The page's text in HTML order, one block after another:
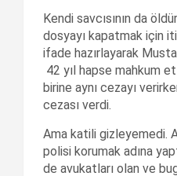
Kendi savcısının da
dosyayı kapatmak için
ifade hazırlayarak
42 yıl hapse mahkum
birine aynı cezayı
cezası verdi.
Ama katili gizleyemedi.
polisi korumak adına
de avukatları olan ve